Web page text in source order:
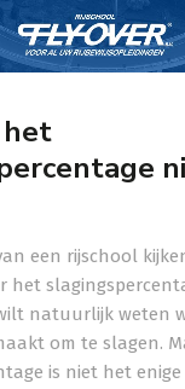
het
een rijschool
het
natuurlijk weten
om te slagen.
is niet het